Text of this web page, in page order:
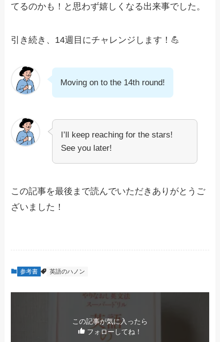
てるのかも！と思わず嬉しくなる出来事でした。
引き続き、14週目にチャレンジします！💪
Moving on to the 14th round!
I’ll keep reaching for the stars!
See you later!
この記事を最後まで読んでいただきありがとうご
ざいました！
参考書 英語のハノン
この記事が気に入ったら
フォローしてね！